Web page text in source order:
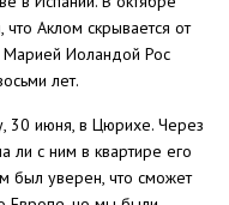
Аклом скрывается от
Марией Иоландой Рос
лет.
30 июня, в Цюрихе. Через
ли с ним в квартире его
был уверен, что сможет